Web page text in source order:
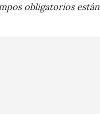
obligatorios están